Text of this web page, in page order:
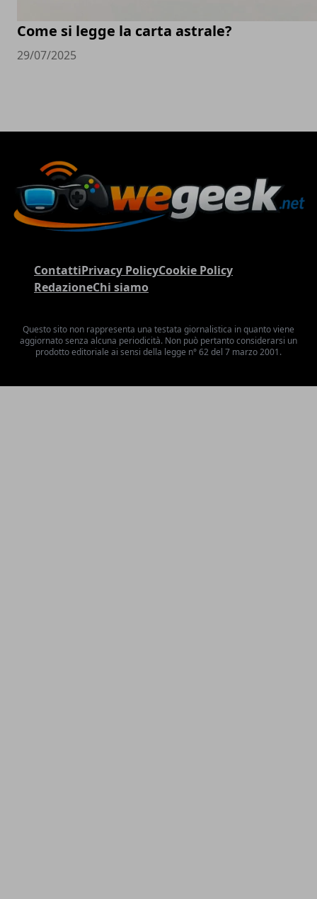
Come si legge la carta astrale?
29/07/2025
ContattiPrivacy PolicyCookie Policy
RedazioneChi siamo
Questo sito non rappresenta una testata giornalistica in quanto viene
aggiornato senza alcuna periodicità. Non può pertanto considerarsi un
prodotto editoriale ai sensi della legge n° 62 del 7 marzo 2001.